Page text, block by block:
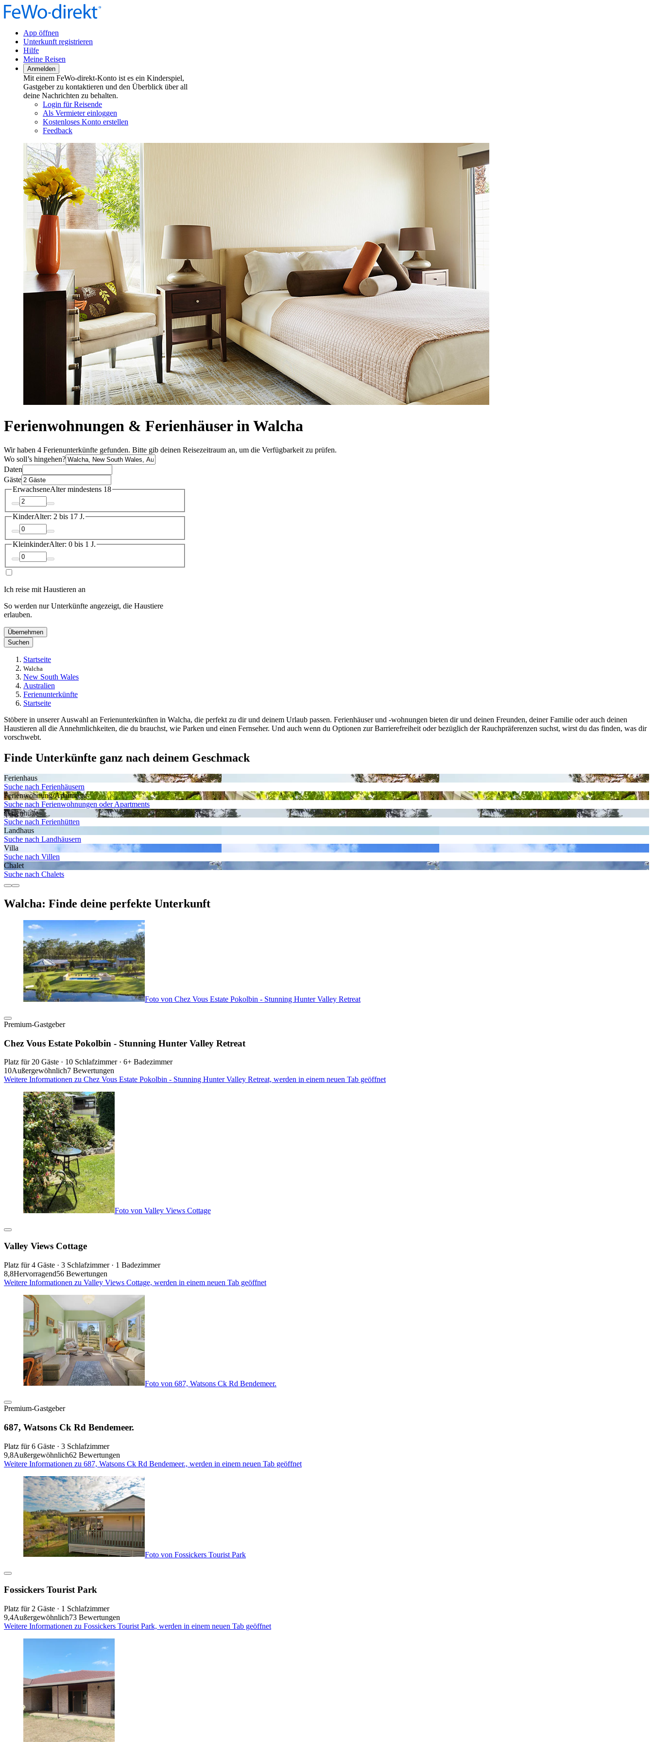
App öffnen
Unterkunft registrieren
Hilfe
Meine Reisen
Anmelden
Mit einem FeWo-direkt-Konto ist es ein Kinderspiel,
Gastgeber zu kontaktieren und den Überblick über all
deine Nachrichten zu behalten.
Login für Reisende
Als Vermieter einloggen
Kostenloses Konto erstellen
Feedback
Ferienwohnungen & Ferienhäuser in Walcha
Wir haben 4 Ferienunterkünfte gefunden. Bitte gib deinen Reisezeitraum an, um die Verfügbarkeit zu prüfen.
Wo soll’s hingehen?
Daten
Gäste
ErwachseneAlter mindestens 18
KinderAlter: 2 bis 17 J.
KleinkinderAlter: 0 bis 1 J.
Ich reise mit Haustieren an
So werden nur Unterkünfte angezeigt, die Haustiere
erlauben.
Übernehmen
Suchen
Startseite
Walcha
New South Wales
Australien
Ferienunterkünfte
Startseite
Stöbere in unserer Auswahl an Ferienunterkünften in Walcha, die perfekt zu dir und deinem Urlaub passen. Ferienhäuser und -wohnungen bieten dir und deinen Freunden, deiner Familie oder auch deinen
Haustieren all die Annehmlichkeiten, die du brauchst, wie Parken und einen Fernseher. Und auch wenn du Optionen zur Barrierefreiheit oder bezüglich der Rauchpräferenzen suchst, wirst du das finden, was dir
vorschwebt.
Finde Unterkünfte ganz nach deinem Geschmack
Ferienhaus
Suche nach Ferienhäusern
Ferienwohnung/Apartment
Suche nach Ferienwohnungen oder Apartments
Ferienhütte
Suche nach Ferienhütten
Landhaus
Suche nach Landhäusern
Villa
Suche nach Villen
Chalet
Suche nach Chalets
Walcha: Finde deine perfekte Unterkunft
Foto von Chez Vous Estate Pokolbin - Stunning Hunter Valley Retreat
Premium-Gastgeber
Chez Vous Estate Pokolbin - Stunning Hunter Valley Retreat
Platz für 20 Gäste · 10 Schlafzimmer · 6+ Badezimmer
10Außergewöhnlich7 Bewertungen
Weitere Informationen zu Chez Vous Estate Pokolbin - Stunning Hunter Valley Retreat, werden in einem neuen Tab geöffnet
Foto von Valley Views Cottage
Valley Views Cottage
Platz für 4 Gäste · 3 Schlafzimmer · 1 Badezimmer
8,8Hervorragend56 Bewertungen
Weitere Informationen zu Valley Views Cottage, werden in einem neuen Tab geöffnet
Foto von 687, Watsons Ck Rd Bendemeer.
Premium-Gastgeber
687, Watsons Ck Rd Bendemeer.
Platz für 6 Gäste · 3 Schlafzimmer
9,8Außergewöhnlich62 Bewertungen
Weitere Informationen zu 687, Watsons Ck Rd Bendemeer., werden in einem neuen Tab geöffnet
Foto von Fossickers Tourist Park
Fossickers Tourist Park
Platz für 2 Gäste · 1 Schlafzimmer
9,4Außergewöhnlich73 Bewertungen
Weitere Informationen zu Fossickers Tourist Park, werden in einem neuen Tab geöffnet